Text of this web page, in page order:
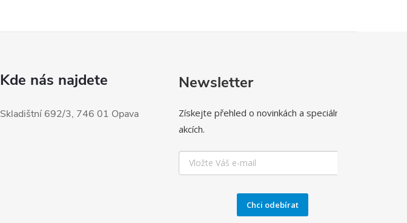
Kde nás najdete
Skladištní 692/3, 746 01 Opava
Newsletter
Získejte přehled o novinkách a speciálních
akcích.
Chci odebírat